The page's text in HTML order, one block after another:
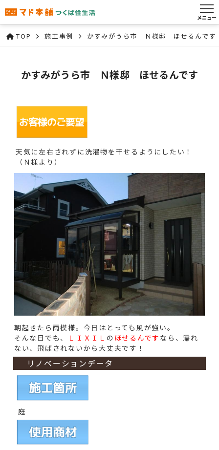
メニュー
TOP 施工事例 かすみがうら市 Ｎ様邸 ほせるんです
かすみがうら市 Ｎ様邸 ほせるんです
天気に左右されずに洗濯物を干せるようにしたい！
（Ｎ様より）
朝起きたら雨模様。今日はとっても風が強い。
そんな日でも、
ＬＩＸＩＬ の ほせるんです なら、濡れ
ない、飛ばされないから大丈夫です！
リノベーションデータ
庭